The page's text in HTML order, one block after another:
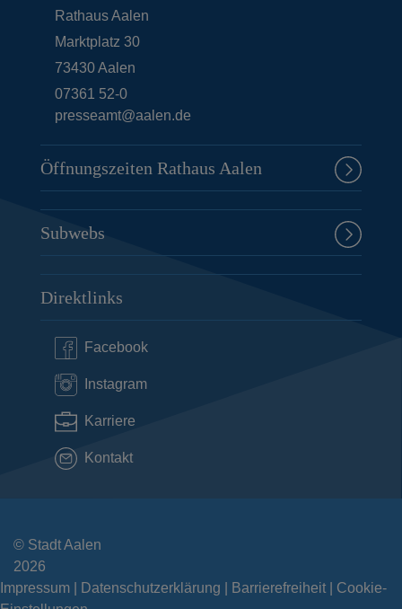
Rathaus Aalen
Marktplatz 30
73430Aalen
07361 52-0
presseamt@aalen.de
Öffnungszeiten Rathaus Aalen
Subwebs
Direktlinks
Facebook
Instagram
Karriere
Kontakt
© Stadt Aalen
2026
Impressum
Datenschutzerklärung Barrierefreiheit
Cookie-